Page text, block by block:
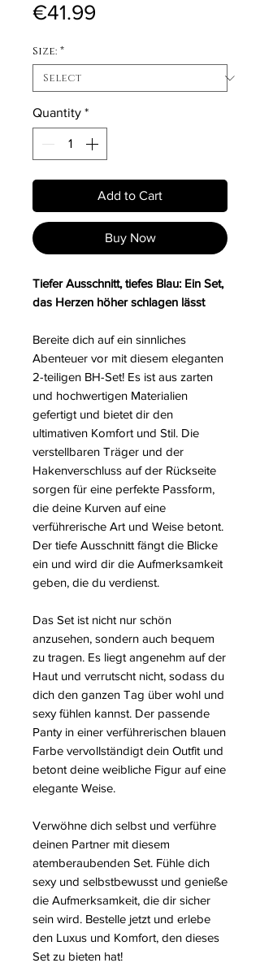
€41.99
Size: *
Quantity *
Add to Cart
Buy Now
Tiefer Ausschnitt, tiefes Blau: Ein Set,
das Herzen höher schlagen lässt
Bereite dich auf ein sinnliches
Abenteuer vor mit diesem eleganten
2-teiligen BH-Set! Es ist aus zarten
und hochwertigen Materialien
gefertigt und bietet dir den
ultimativen Komfort und Stil. Die
verstellbaren Träger und der
Hakenverschluss auf der Rückseite
sorgen für eine perfekte Passform,
die deine Kurven auf eine
verführerische Art und Weise betont.
Der tiefe Ausschnitt fängt die Blicke
ein und wird dir die Aufmerksamkeit
geben, die du verdienst.
Das Set ist nicht nur schön
anzusehen, sondern auch bequem
zu tragen. Es liegt angenehm auf der
Haut und verrutscht nicht, sodass du
dich den ganzen Tag über wohl und
sexy fühlen kannst. Der passende
Panty in einer verführerischen blauen
Farbe vervollständigt dein Outfit und
betont deine weibliche Figur auf eine
elegante Weise.
Verwöhne dich selbst und verführe
deinen Partner mit diesem
atemberaubenden Set. Fühle dich
sexy und selbstbewusst und genieße
die Aufmerksamkeit, die dir sicher
sein wird. Bestelle jetzt und erlebe
den Luxus und Komfort, den dieses
Set zu bieten hat!